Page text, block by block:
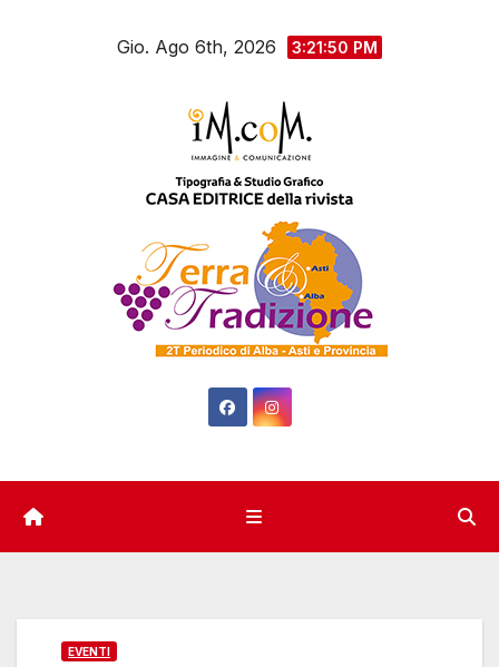
Gio. Ago 6th, 2026 3:21:51 PM
EVENTI